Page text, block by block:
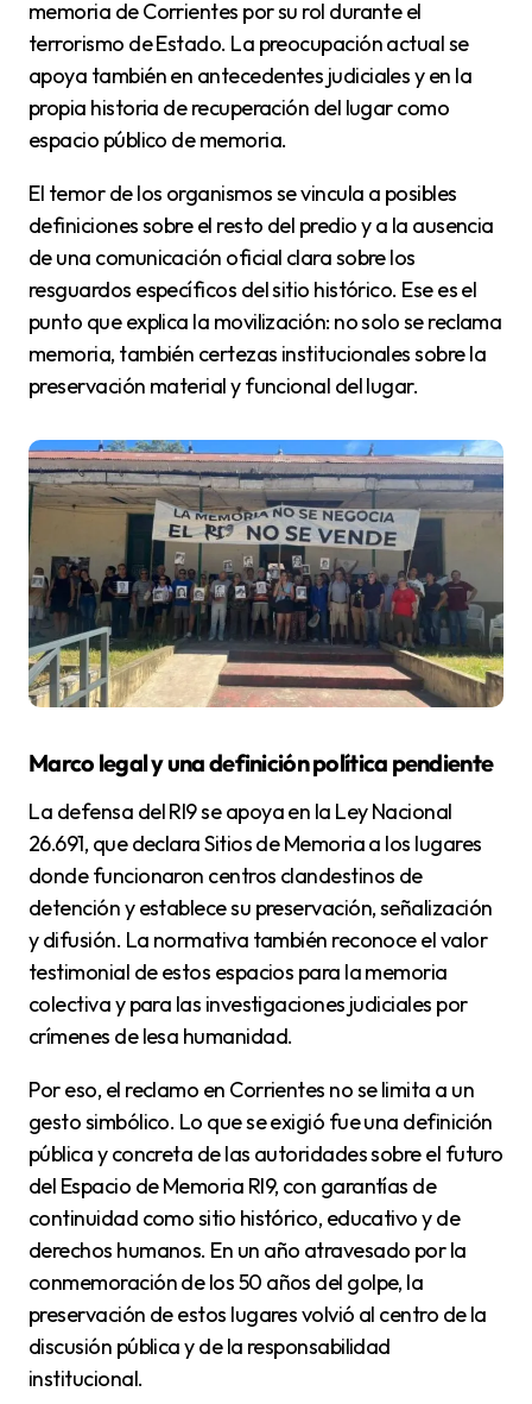
memoria de Corrientes por su rol durante el
terrorismo de Estado. La preocupación actual se
apoya también en antecedentes judiciales y en la
propia historia de recuperación del lugar como
espacio público de memoria.
El temor de los organismos se vincula a posibles
definiciones sobre el resto del predio y a la ausencia
de una comunicación oficial clara sobre los
resguardos específicos del sitio histórico. Ese es el
punto que explica la movilización: no solo se reclama
memoria, también certezas institucionales sobre la
preservación material y funcional del lugar.
Marco legal y una definición política pendiente
La defensa del RI9 se apoya en la Ley Nacional
26.691, que declara Sitios de Memoria a los lugares
donde funcionaron centros clandestinos de
detención y establece su preservación, señalización
y difusión. La normativa también reconoce el valor
testimonial de estos espacios para la memoria
colectiva y para las investigaciones judiciales por
crímenes de lesa humanidad.
Por eso, el reclamo en Corrientes no se limita a un
gesto simbólico. Lo que se exigió fue una definición
pública y concreta de las autoridades sobre el futuro
del Espacio de Memoria RI9, con garantías de
continuidad como sitio histórico, educativo y de
derechos humanos. En un año atravesado por la
conmemoración de los 50 años del golpe, la
preservación de estos lugares volvió al centro de la
discusión pública y de la responsabilidad
institucional.